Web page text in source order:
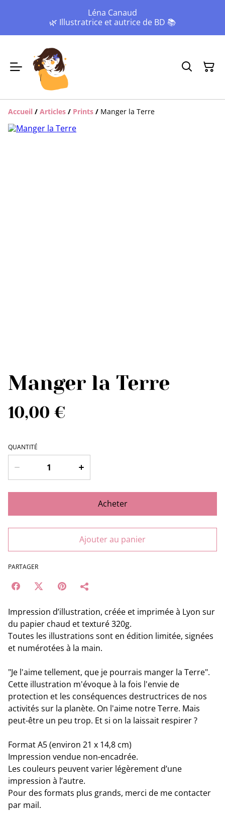
Léna Canaud
🌿 Illustratrice et autrice de BD 📚
Accueil / Articles / Prints / Manger la Terre
Manger la Terre
10,00 €
QUANTITÉ
Acheter
Ajouter au panier
PARTAGER
Impression d’illustration, créée et imprimée à Lyon sur
du papier chaud et texturé 320g.
Toutes les illustrations sont en édition limitée, signées
et numérotées à la main.
"Je l'aime tellement, que je pourrais manger la Terre".
Cette illustration m'évoque à la fois l'envie de
protection et les conséquences destructrices de nos
activités sur la planète. On l'aime notre Terre. Mais
peut-être un peu trop. Et si on la laissait respirer ?
Format A5 (environ 21 x 14,8 cm)
Impression vendue non-encadrée.
Les couleurs peuvent varier légèrement d’une
impression à l’autre.
Pour des formats plus grands, merci de me contacter
par mail.